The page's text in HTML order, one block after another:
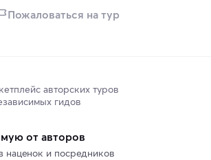
Пожаловаться на тур
авторских туров
гидов
от авторов
наценок и посредников